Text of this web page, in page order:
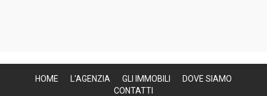
HOME L'AGENZIA GLI IMMOBILI
DOVE SIAMO
CONTATTI